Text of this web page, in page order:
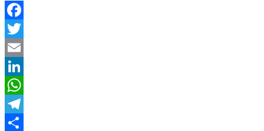
Facebook
Twitter
Email
LinkedIn
WhatsApp
Telegram